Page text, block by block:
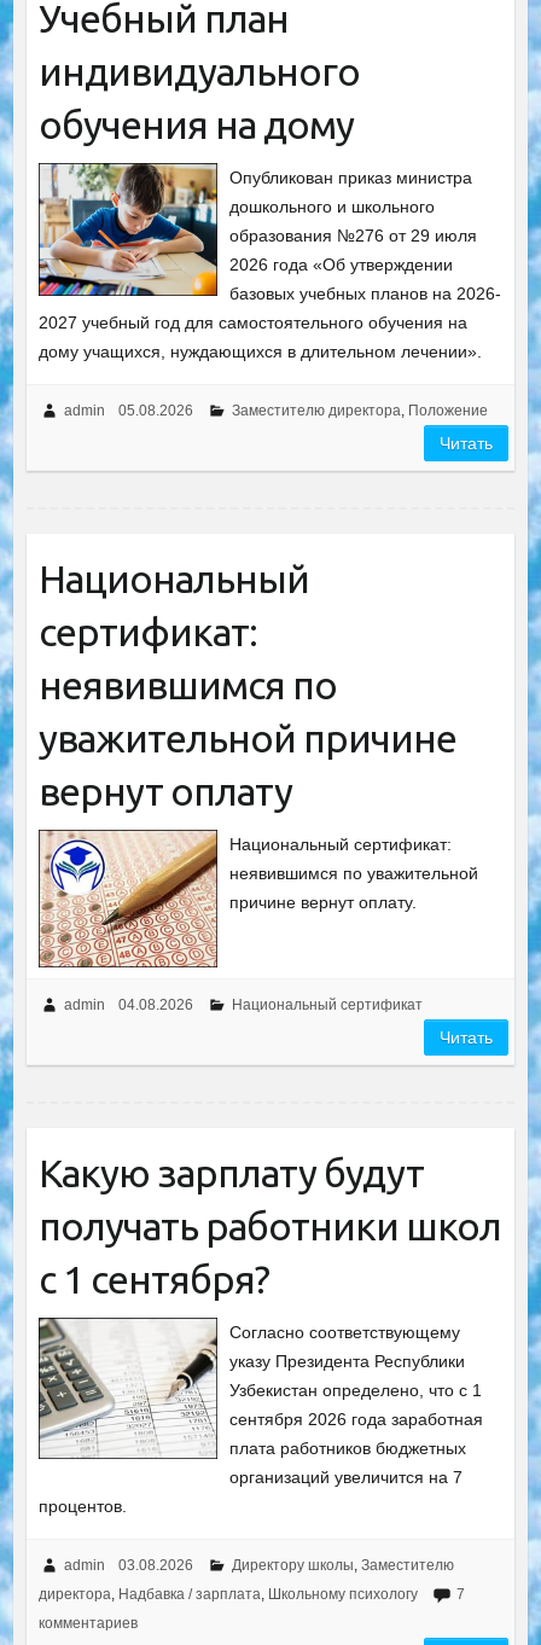
Учебный план
индивидуального
обучения на дому
Опубликован приказ министра
дошкольного и школьного
образования №276 от 29 июля
2026 года «Об утверждении
базовых учебных планов на 2026-
2027 учебный год для самостоятельного обучения на
дому учащихся, нуждающихся в длительном лечении».
admin 05.08.2026 Заместителю директора Положение
Читать
Национальный
сертификат:
неявившимся по
уважительной причине
вернут оплату
Национальный сертификат:
неявившимся по уважительной
причине вернут оплату.
admin 04.08.2026 Национальный сертификат
Читать
Какую зарплату будут
получать работники школ
с 1 сентября?
Согласно соответствующему
указу Президента Республики
Узбекистан определено, что с 1
сентября 2026 года заработная
плата работников бюджетных
организаций увеличится на 7
процентов.
admin 03.08.2026 Директору школы, Заместителю
директора, Надбавка / зарплата, Школьному психологу
7
комментариев